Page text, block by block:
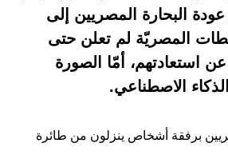
البحارة المصريين إلى
المصريّة لم تعلن حتى
عن استعادتهم، أمّا الصورة
الاصطناعي.
برفقة أشخاص ينزلون من طائرة